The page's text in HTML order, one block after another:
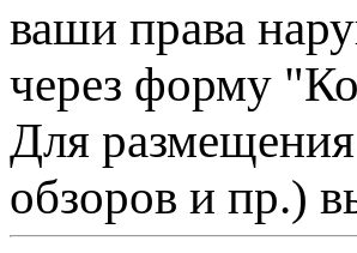
ваши права
через форму
Для
обзоров и пр.)